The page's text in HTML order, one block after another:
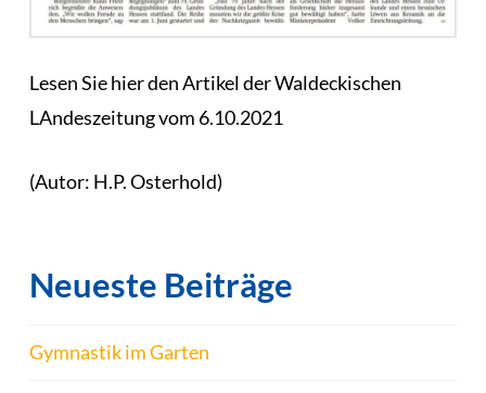
Lesen Sie hier den Artikel der Waldeckischen
LAndeszeitung vom 6.10.2021
(Autor: H.P. Osterhold)
Neueste Beiträge
Gymnastik im Garten